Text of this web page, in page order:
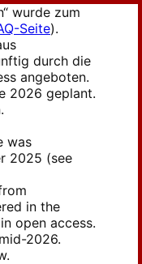
wurde zum
Seite).
durch die
angeboten.
2026 geplant.
was
2025 (see
in the
open access.
2026.